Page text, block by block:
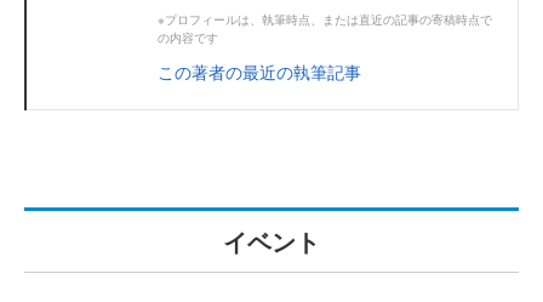
※プロフィールは、執筆時点、または直近の記事の寄稿時点で
の内容です
この著者の最近の執筆記事
イベント